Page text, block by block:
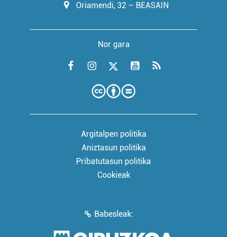
Oriamendi, 32 – BEASAIN
Nor gara
Argitalpen politika
Aniztasun politika
Pribatutasun politika
Cookieak
Babesleak: